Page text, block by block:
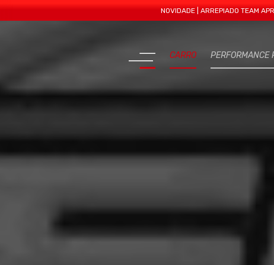
NOVIDADE | ARREPIADO TEAM
CARRO PERFORMANCE